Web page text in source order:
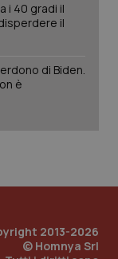
i 40 gradi il
il
di Biden.
è
2013-2026
© Homnya Srl